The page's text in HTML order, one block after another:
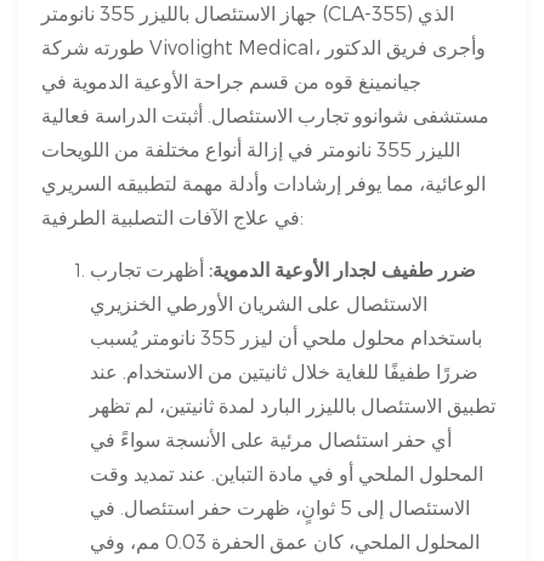
جهاز الاستئصال بالليزر 355 نانومتر (CLA-355) الذي
طورته شركة Vivolight Medical، وأجرى فريق الدكتور
جيانمينغ قوه من قسم جراحة الأوعية الدموية في
مستشفى شوانوو تجارب الاستئصال. أثبتت الدراسة فعالية
الليزر 355 نانومتر في إزالة أنواع مختلفة من اللويحات
الوعائية، مما يوفر إرشادات وأدلة مهمة لتطبيقه السريري
في علاج الآفات التصلبية الطرفية:
ضرر طفيف لجدار الأوعية الدموية: أظهرت تجارب
الاستئصال على الشريان الأورطي الخنزيري
باستخدام محلول ملحي أن ليزر 355 نانومتر يُسبب
ضررًا طفيفًا للغاية خلال ثانيتين من الاستخدام. عند
تطبيق الاستئصال بالليزر البارد لمدة ثانيتين، لم تظهر
أي حفر استئصال مرئية على الأنسجة سواءً في
المحلول الملحي أو في مادة التباين. عند تمديد وقت
الاستئصال إلى 5 ثوانٍ، ظهرت حفر استئصال. في
المحلول الملحي، كان عمق الحفرة 0.03 مم، وفي